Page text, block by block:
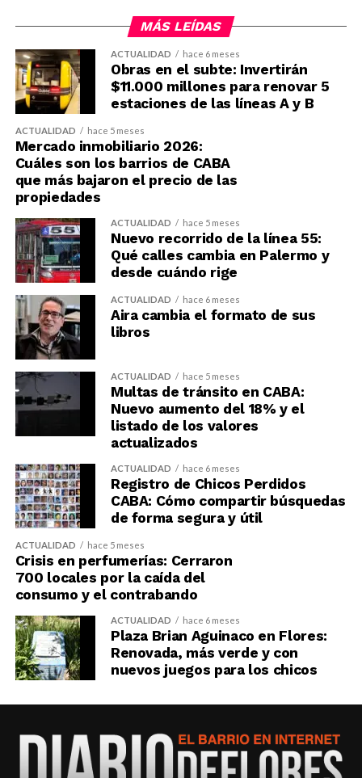
MÁS LEÍDAS
ACTUALIDAD hace 6 meses
Obras en el subte: Invertirán
$11.000 millones para renovar 5
estaciones de las líneas A y B
ACTUALIDAD hace 5 meses
Mercado inmobiliario 2026:
Cuáles son los barrios de CABA
que más bajaron el precio de las
propiedades
ACTUALIDAD hace 5 meses
Nuevo recorrido de la línea 55:
Qué calles cambia en Palermo y
desde cuándo rige
ACTUALIDAD hace 6 meses
Aira cambia el formato de sus
libros
ACTUALIDAD hace 5 meses
Multas de tránsito en CABA:
Nuevo aumento del 18% y el
listado de los valores
actualizados
ACTUALIDAD hace 6 meses
Registro de Chicos Perdidos
CABA: Cómo compartir búsquedas
de forma segura y útil
ACTUALIDAD hace 5 meses
Crisis en perfumerías: Cerraron
700 locales por la caída del
consumo y el contrabando
ACTUALIDAD hace 6 meses
Plaza Brian Aguinaco en Flores:
Renovada, más verde y con
nuevos juegos para los chicos